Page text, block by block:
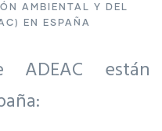
AMBIENTAL Y DEL
EN ESPAÑA
ADEAC están